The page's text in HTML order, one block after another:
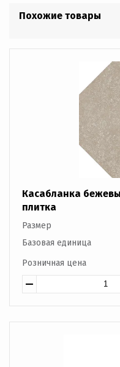
Похожие товары
Касабланка
плитка
Размер
Базовая единица
Розничная цена